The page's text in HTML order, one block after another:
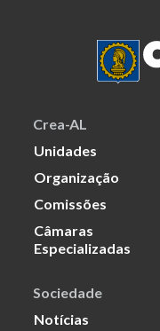
Crea-AL
Unidades
Organização
Comissões
Câmaras
Especializadas
Sociedade
Notícias